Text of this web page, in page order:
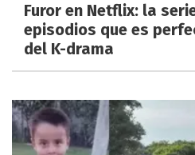
Furor en Netflix: la
episodios que es
del K-drama